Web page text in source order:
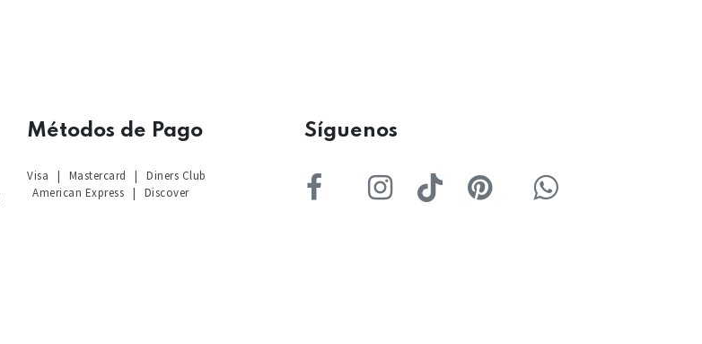
Métodos de Pago
Visa | Mastercard |
Diners Club
American Express | Discover
Síguenos